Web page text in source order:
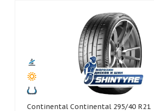
Continental Continental 295/40 R21